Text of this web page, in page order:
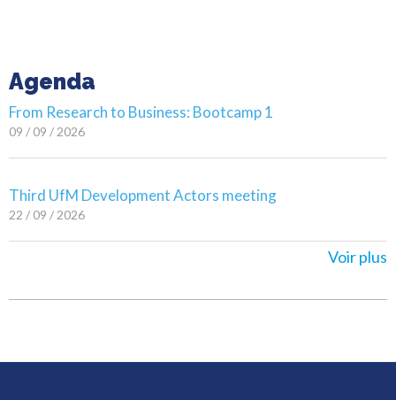
Agenda
From Research to Business: Bootcamp 1
09 / 09 / 2026
Third UfM Development Actors meeting
22 / 09 / 2026
Voir plus